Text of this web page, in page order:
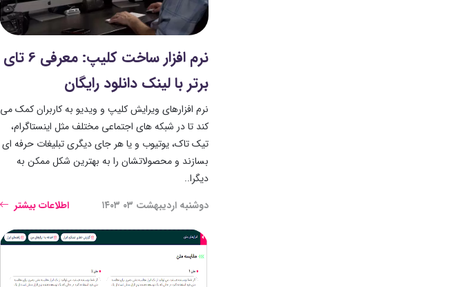
نرم افزار ساخت کلیپ: معرفی 6 تای
برتر با لینک دانلود رایگان
نرم افزارهای ویرایش کلیپ و ویدیو به کاربران کمک می
کند تا در شبکه های اجتماعی مختلف مثل اینستاگرام،
تیک تاک، یوتیوب و یا هر جای دیگری تبلیغات حرفه ای
بسازند و محصولاتشان را به بهترین شکل ممکن به
دیگرا..
دوشنبه اردیبهشت ۰۳ ۱۴۰۳
اطلاعات بیشتر